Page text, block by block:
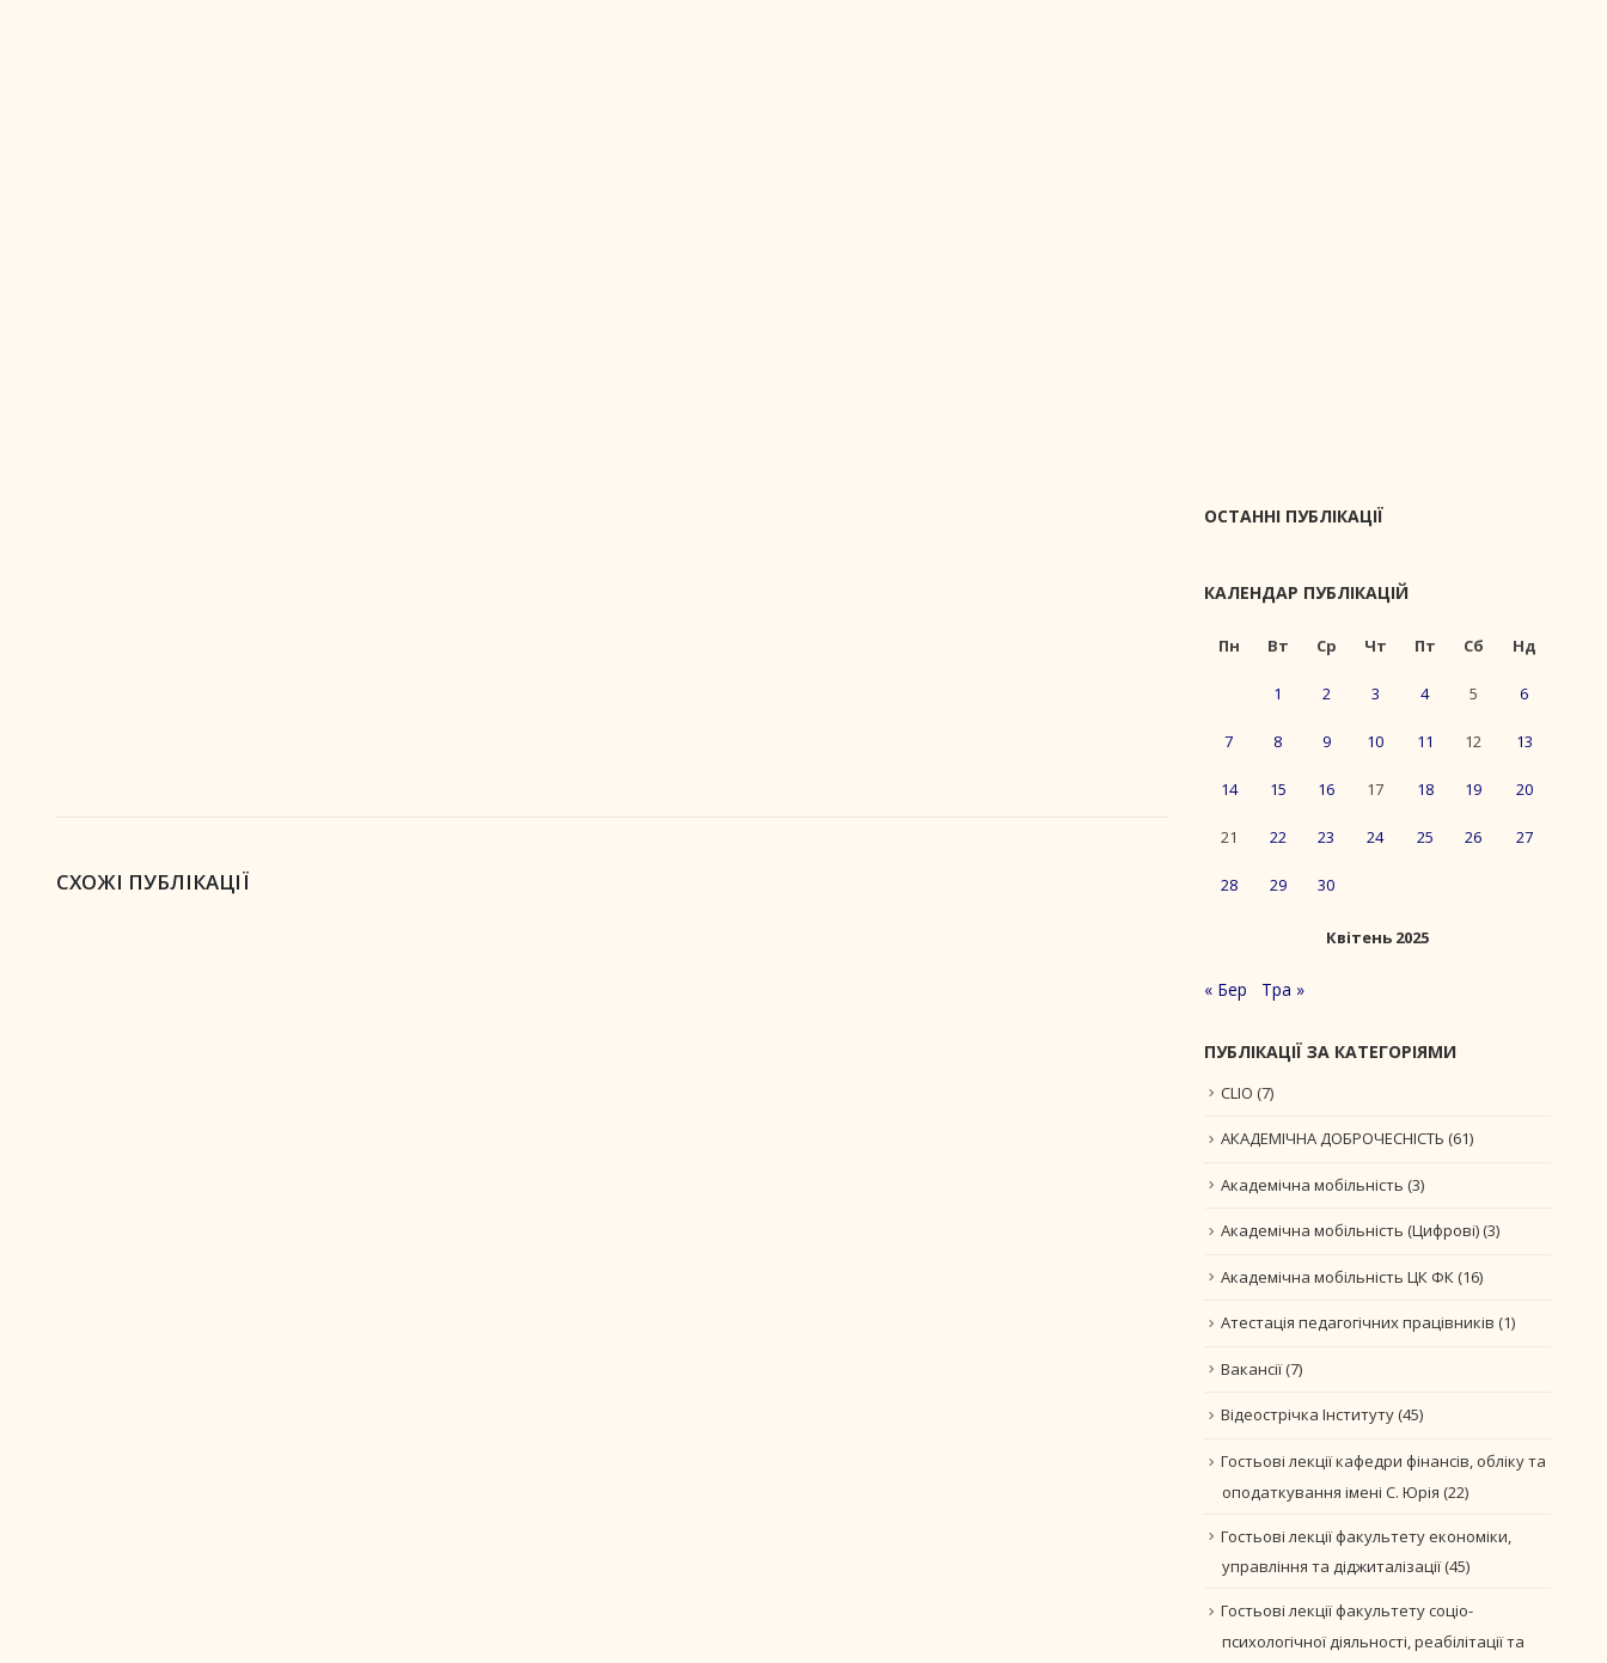
СХОЖІ ПУБЛІКАЦІЇ
ОСТАННІ ПУБЛІКАЦІЇ
КАЛЕНДАР ПУБЛІКАЦІЙ
Квітень 2025
Пн Вт Ср Чт Пт Сб Нд
1 2 3 4 5 6
7 8 9 10 11 12 13
14 15 16 17 18 19 20
21 22 23 24 25 26 27
28 29 30
« Бер Тра »
ПУБЛІКАЦІЇ ЗА КАТЕГОРІЯМИ
CLIO (7)
АКАДЕМІЧНА ДОБРОЧЕСНІСТЬ (61)
Академічна мобільність (3)
Академічна мобільність (Цифрові)(3)
Академічна мобільність ЦК ФК(16)
Атестація педагогічних працівників (1)
Вакансії(7)
Відеострічка Інституту(45)
Гостьові лекції кафедри фінансів, обліку та
оподаткування імені С. Юрія (22)
Гостьові лекції факультету економіки,
управління та діджиталізації(45)
Гостьові лекції факультету соціо-
психологічної діяльності, реабілітації та